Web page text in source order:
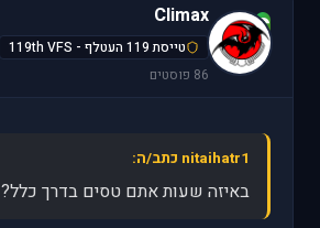
C
Climax
טייסת 119 העטלף - 119th VFS
86 פוסטים
nitaihatr1 כתב/ה:
באיזה שעות אתם טסים בדרך כלל?